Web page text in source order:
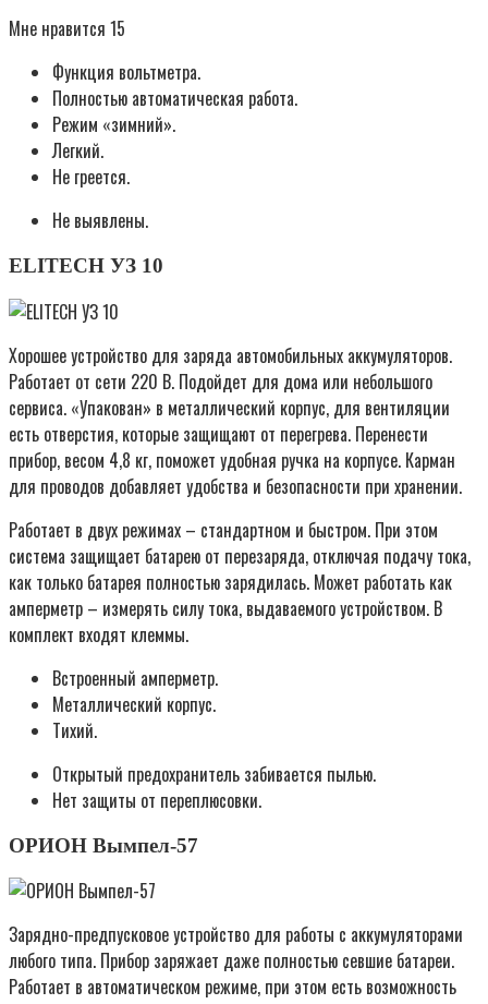
Мне нравится 15
Функция вольтметра.
Полностью автоматическая работа.
Режим «зимний».
Легкий.
Не греется.
Не выявлены.
ELITECH УЗ 10
Хорошее устройство для заряда автомобильных аккумуляторов.
Работает от сети 220 В. Подойдет для дома или небольшого
сервиса. «Упакован» в металлический корпус, для вентиляции
есть отверстия, которые защищают от перегрева. Перенести
прибор, весом 4,8 кг, поможет удобная ручка на корпусе. Карман
для проводов добавляет удобства и безопасности при хранении.
Работает в двух режимах – стандартном и быстром. При этом
система защищает батарею от перезаряда, отключая подачу тока,
как только батарея полностью зарядилась. Может работать как
амперметр – измерять силу тока, выдаваемого устройством. В
комплект входят клеммы.
Встроенный амперметр.
Металлический корпус.
Тихий.
Открытый предохранитель забивается пылью.
Нет защиты от переплюсовки.
ОРИОН Вымпел-57
Зарядно-предпусковое устройство для работы с аккумуляторами
любого типа. Прибор заряжает даже полностью севшие батареи.
Работает в автоматическом режиме, при этом есть возможность